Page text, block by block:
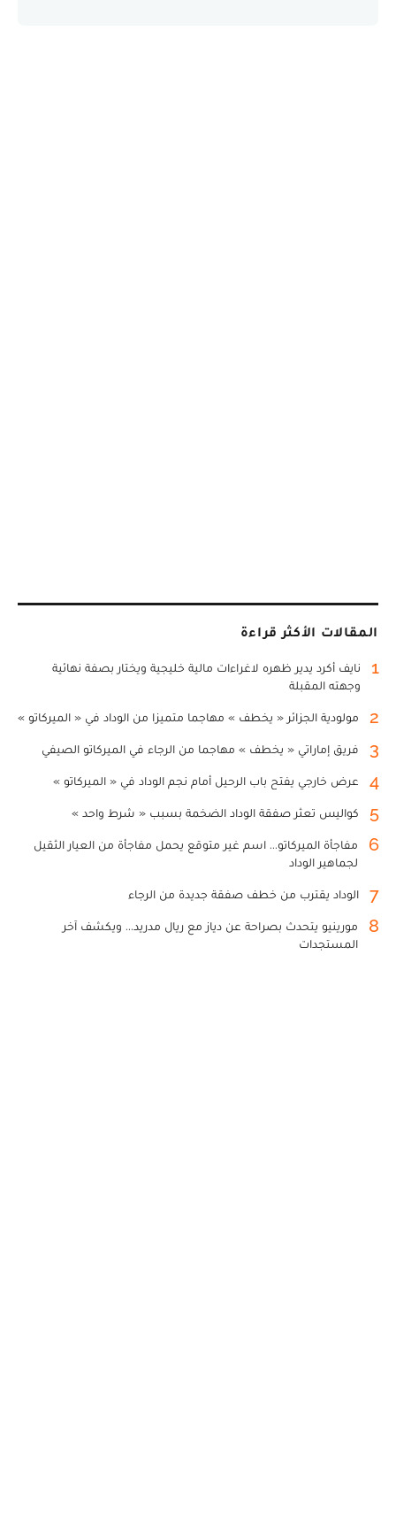
المقالات الأكثر قراءة
1
نايف أكرد يدير ظهره لاغراءات مالية خليجية ويختار بصفة نهائية
وجهته المقبلة
2 مولودية الجزائر « يخطف » مهاجما متميزا من الوداد في « الميركاتو »
3 فريق إماراتي « يخطف » مهاجما من الرجاء في الميركاتو الصيفي
4 عرض خارجي يفتح باب الرحيل أمام نجم الوداد في « الميركاتو »
5 كواليس تعثر صفقة الوداد الضخمة بسبب « شرط واحد »
6
مفاجأة الميركاتو... اسم غير متوقع يحمل مفاجأة من العيار الثقيل
لجماهير الوداد
7 الوداد يقترب من خطف صفقة جديدة من الرجاء
8
مورينيو يتحدث بصراحة عن دياز مع ريال مدريد... ويكشف آخر
المستجدات